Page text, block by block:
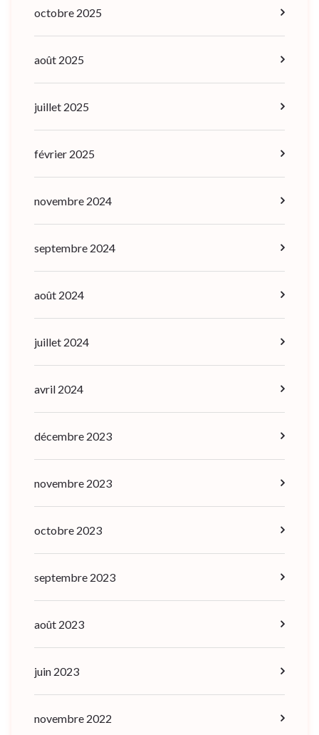
octobre 2025
août 2025
juillet 2025
février 2025
novembre 2024
septembre 2024
août 2024
juillet 2024
avril 2024
décembre 2023
novembre 2023
octobre 2023
septembre 2023
août 2023
juin 2023
novembre 2022